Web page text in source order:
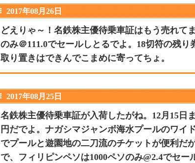
2017年08月26日
どえりゃ～！名鉄株主優待乗車証はもう売れて
のみ＠111.0でセールしとるでよ。18切符の残り
取り置きはできんでこまめに寄ってちょ。
2017年08月25日
名鉄株主優待乗車証が入荷したがね。12月15日
円だでよ。ナガシマジャンボ海水プールのワイ
でプールと遊園地の二刀流のチケットが便利だ
で、フィリピンペソは1000ペソのみ@2.4でセー